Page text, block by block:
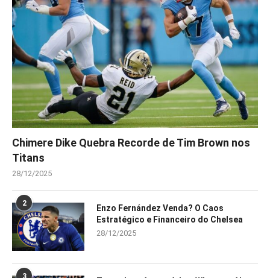
Chimere Dike Quebra Recorde de Tim Brown nos
Titans
28/12/2025
2
Enzo Fernández Venda? O Caos
Estratégico e Financeiro do Chelsea
28/12/2025